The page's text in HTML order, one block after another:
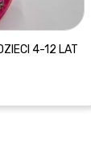
4-12 LAT